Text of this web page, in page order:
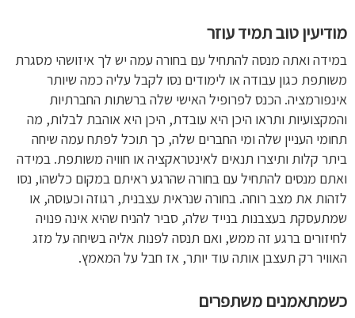
מודיעין טוב תמיד עוזר
במידה ואתה מנסה להתחיל עם בחורה עמה יש לך איזושהי מסגרת
משותפת כגון עבודה או לימודים נסו לקבל עליה כמה שיותר
אינפורמציה. הכנס לפרופיל האישי שלה ברשתות החברתיות
והמקצועיות ותראו היכן היא עובדת, היכן היא אוהבת לבלות, מה
תחומי העניין שלה ומי החברים שלה, כך תוכל לפתח עמה שיחה
ביתר קלות ותיצרו תנאים לאינטראקציה או חוויה משותפת. במידה
ואתם מנסים להתחיל עם בחורה שהרגע ראיתם במקום כלשהו, נסו
לזהות את מצב רוחה. בחורה שנראית עצבנית, רגוזה וכעוסה, או
שמתעסקת בעצבנות בנייד שלה, סביר להניח שהיא אינה פנויה
לחיזורים ברגע זה ממש, ואם תנסה לפנות אליה בשיחה על מזג
האוויר רק תעצבן אותה עוד יותר, אז חבל על המאמץ.
כשמתאמנים משתפרים